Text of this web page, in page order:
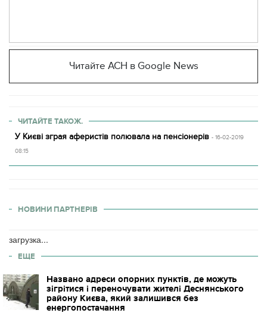
Читайте АСН в Google News
ЧИТАЙТЕ ТАКОЖ.
У Києві зграя аферистів полювала на пенсіонерів - 16-02-2019
08:15
НОВИНИ ПАРТНЕРІВ
загрузка...
ЕЩЕ
Названо адреси опорних пунктів, де можуть
зігрітися і переночувати жителі Деснянського
району Києва, який залишився без
енергопостачання